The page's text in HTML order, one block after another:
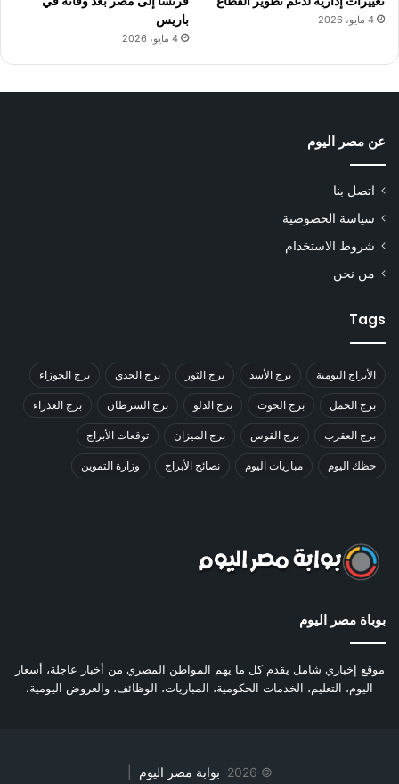
4 مايو، 2026
باريس
4 مايو، 2026
عن مصر اليوم
اتصل بنا
سياسة الخصوصية
شروط الاستخدام
من نحن
Tags
الأبراج اليومية برج الأسد برج الثور برج الجدي برج الجوزاء
برج الحمل برج الحوت برج الدلو برج السرطان برج العذراء
برج العقرب برج القوس برج الميزان توقعات الأبراج
حظك اليوم مباريات اليوم نصائح الأبراج وزارة التموين
بوباة مصر اليوم
موقع إخباري شامل يقدم كل ما يهم المواطن المصري من أخبار عاجلة، أسعار
اليوم، التعليم، الخدمات الحكومية، المباريات، الوظائف، والعروض اليومية.
©
2026 بوابة مصر اليوم